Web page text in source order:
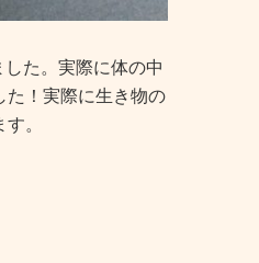
た。実際に体の中
た！実際に生き物の
。